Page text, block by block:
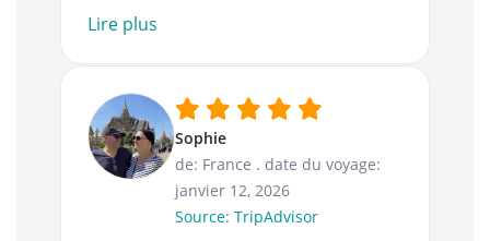
Lire plus
Sophie
de: France . date du voyage:
janvier 12, 2026
Source: TripAdvisor